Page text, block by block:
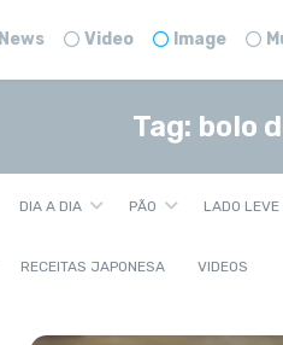
News Video Image
Tag: bolo
DIA A DIA PÃO LADO LEVE
RECEITAS JAPONESA VIDEOS